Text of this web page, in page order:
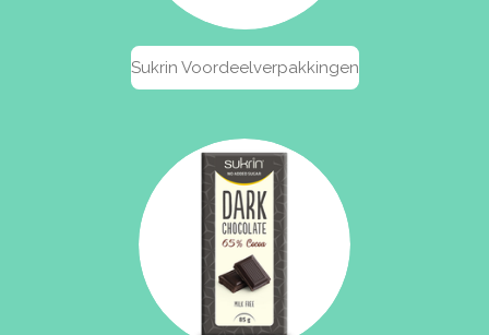
Sukrin Voordeelverpakkingen